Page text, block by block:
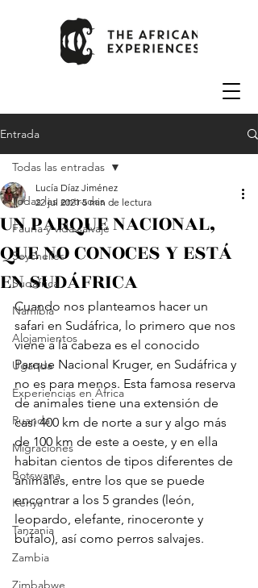
Entrada
Todas las entradas
Fauna y vida salvaje
Seychelles
Sudáfrica
Namibia
Alojamientos
Uganda
Experiencias en África
Ruanda
Migraciones
Botswana
Kenya
Tanzania
Zambia
Zimbabwe
Todas las entradas
UN PARQUE NACIONAL,
QUE NO CONOCES Y ESTÁ
EN SUDÁFRICA
Lucía Díaz Jiménez
22 jul 2021 5 min de lectura
Cuando nos planteamos hacer un
safari en Sudáfrica, lo primero que nos
viene a la cabeza es el conocido
Parque Nacional Kruger, en Sudáfrica y
no es para menos. Esta famosa reserva
de animales tiene una extensión de
casi 400 km de norte a sur y algo más
de 100 km de este a oeste, y en ella
habitan cientos de tipos diferentes de
animales, entre los que se puede
encontrar a los 5 grandes (león,
leopardo, elefante, rinoceronte y
búfalo), así como perros salvajes.